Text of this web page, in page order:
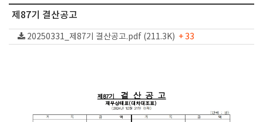
제87기 결산공고
20250331_제87기 결산공고.pdf (211.3K) + 33